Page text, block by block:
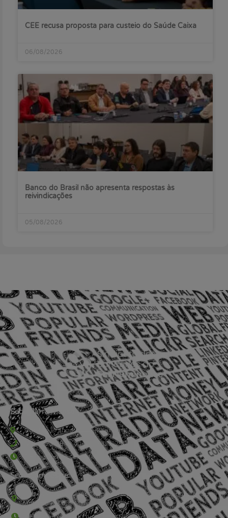
CEE recusa proposta para custeio do Saúde Caixa
06/08/2026
Banco do Brasil não apresenta respostas às
reivindicações
05/08/2026
Sede Barra Mansa
Rua Rio Branco, nº107 (2º andar), Centro - Cep: 27.330-030
(24) 3323-2848 ou (24) 3323-2500
De segunda à sexta-feira , das 9h às 17h.
Sede Campestre:
Estrada Governador Chagas Freitas – 3.780 – Colônia Santo
Antônio – Barra Mansa
De terça-feira a domingo, das 9h às 17h